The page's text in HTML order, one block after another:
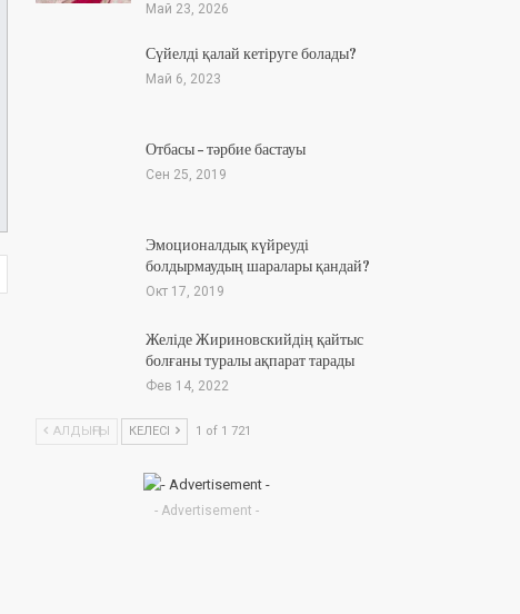
Май 23, 2026
Сүйелді қалай кетіруге болады?
Май 6, 2023
Отбасы – тәрбие бастауы
Сен 25, 2019
Эмоционалдық күйреуді
болдырмаудың шаралары қандай?
Окт 17, 2019
Желіде Жириновскийдің қайтыс
болғаны туралы ақпарат тарады
Фев 14, 2022
АЛДЫҢҒЫ КЕЛЕСІ 1 of 1 721
- Advertisement -